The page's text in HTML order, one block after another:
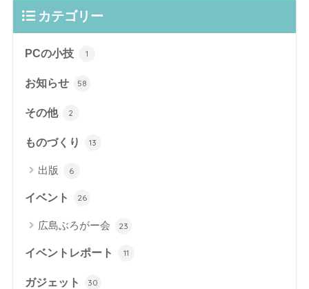
カテゴリー
PCの小技 1
お知らせ 58
その他 2
ものづくり 13
出版 6
イベント 26
広島ぶろがー会 23
イベントレポート 11
ガジェット 30